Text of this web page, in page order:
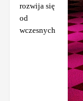
rozwija się
od
wczesnych